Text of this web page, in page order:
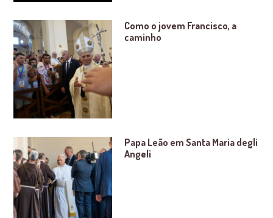
Como o jovem Francisco, a
caminho
Papa Leão em Santa Maria degli
Angeli